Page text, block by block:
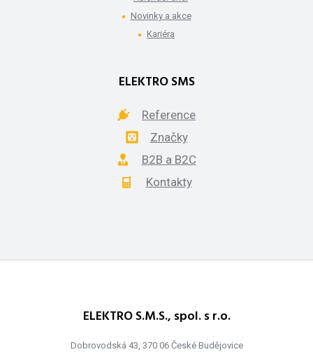
Novinky a akce
Kariéra
ELEKTRO SMS
Reference
Značky
B2B a B2C
Kontakty
ELEKTRO S.M.S., spol. s r.o.
Dobrovodská 43, 370 06 České Budějovice